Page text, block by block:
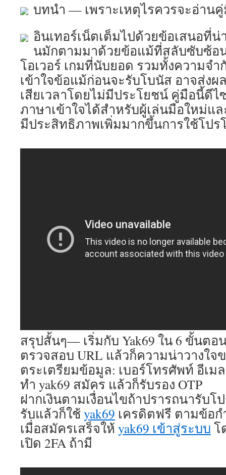
บทนำ — เพราะเหตุไรควรจะอ่าน
อินเทอร์เน็ตเต็มไปด้วยข้อเสนอที่
นมักตามมาด้วยข้อแม้ที่สลับซับซ้อ
โอเวอร์ เกมที่นับยอด รวมทั้งความจ
เข้าใจข้อแม้ก่อนจะรับโบนัส อาจส่งผ
เสียเวลาโดยไม่มีประโยชน์ คู่มือนี้ดีไ
ภาษาเข้าใจได้สำหรับผู้เล่นมือใหม่แ
มีประสิทธิภาพเพิ่มมากขึ้นการใช้โปร
สรุปสั้นๆ— เริ่มกับ Yak69 ใน 6 ขั้นตอ
ตรวจสอบ URL แล้วก็ความน่าวางใจ
ตระเตรียมข้อมูล: เบอร์โทรศัพท์ อีเ
ทำ yak69 สมัคร แล้วก็รับรอง OTP
ฝากเงินตามเงื่อนไขถ้าปรารถนารับโ
รับแล้วก็ใช้ yak69 เครดิตฟรี ตามข้อ
เมื่อสมัครเสร็จให้ yak69 เข้าสู่ระบบ โ
เปิด 2FA ถ้ามี